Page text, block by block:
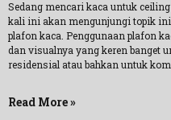
Sedang mencari kaca untuk
kali ini akan mengunjungi topik
plafon kaca. Penggunaan plafon
dan visualnya yang keren banget
residensial atau bahkan untuk
Read More »